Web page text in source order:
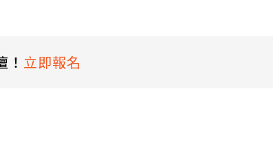
立即報名